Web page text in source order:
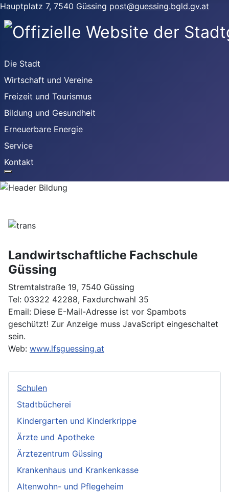
Hauptplatz 7, 7540 Güssing post@guessing.bgld.gv.at
Die Stadt
Wirtschaft und Vereine
Freizeit und Tourismus
Bildung und Gesundheit
Erneuerbare Energie
Service
Kontakt
Schulen
Stadtbücherei
Kindergarten und Kinderkrippe
Ärzte und Apotheke
Ärztezentrum Güssing
Krankenhaus und Krankenkasse
Altenwohn- und Pflegeheim
Landwirtschaftliche Fachschule
Güssing
Stremtalstraße 19, 7540 Güssing
Tel: 03322 42288, Faxdurchwahl 35
Email: Diese E-Mail-Adresse ist vor Spambots
geschützt! Zur Anzeige muss JavaScript eingeschaltet
sein.
Web: www.lfsguessing.at